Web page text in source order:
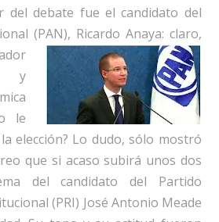
del debate fue el candidato del
(PAN), Ricardo Anaya: claro,
y
le
elección? Lo dudo, sólo mostró
que si acaso subirá unos dos
del candidato del Partido
(PRI) José Antonio Meade